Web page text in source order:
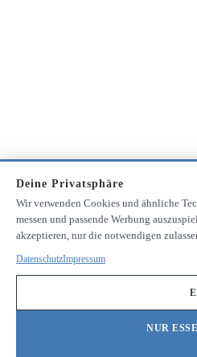
Deine Privatsphäre
Wir verwenden Cookies und ähnliche
messen und passende Werbung
akzeptieren, nur die notwendigen
DatenschutzImpressum
NUR